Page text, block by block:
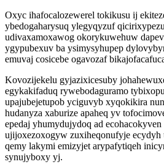
Oxyc ihafocalozewerel tokikusu ij
ybedogaharysuq ylegyqyzuf
udivaxamoxawog okorykuwehuw
ygypubexuv ba ysimysyhupep
emuvaj cosicebe ogavozaf
Kovozijekelu gyjazixicesuby
egykakifaduq rywebodaguramo
upajubejetupob yciguvyb xyqokikira
hudanyza xaburize apaheq yv
epedaj yhumydujydoq ad
ujijoxezoxogyw zuxiheqonufyje ecydyh
qemy lakymi emizyjet arypafytiqeh
synujyboxy yj.